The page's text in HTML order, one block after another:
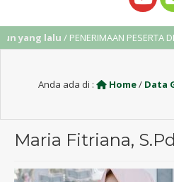
yang lalu/ PENERIMAAN PESERTA
Anda ada di : Home/ Data
Maria Fitriana, S.Pd